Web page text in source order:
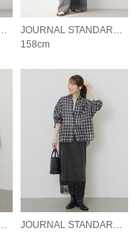
relume LADYS
JOURNAL STANDARD relume LADYS
158cm
relume LADYS
JOURNAL STANDARD relume LADYS